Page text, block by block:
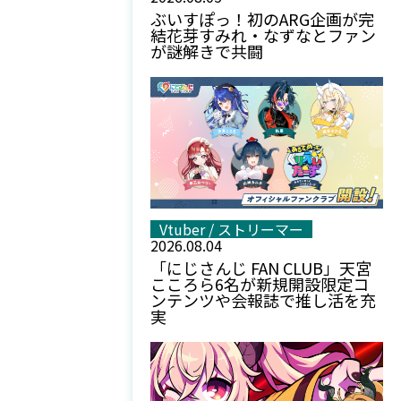
ぶいすぽっ！初のARG企画が完
結――花芽すみれ・なずなとファン
が謎解きで共闘
Vtuber / ストリーマー
2026.08.04
「にじさんじ FAN CLUB」天宮
こころら6名が新規開設――限定コ
ンテンツや会報誌で推し活を充
実